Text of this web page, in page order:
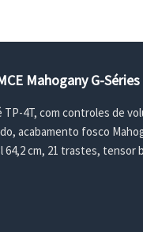
Mahogany G-Séries
4T, com controles de
acabamento fosco
cm, 21 trastes, tensor